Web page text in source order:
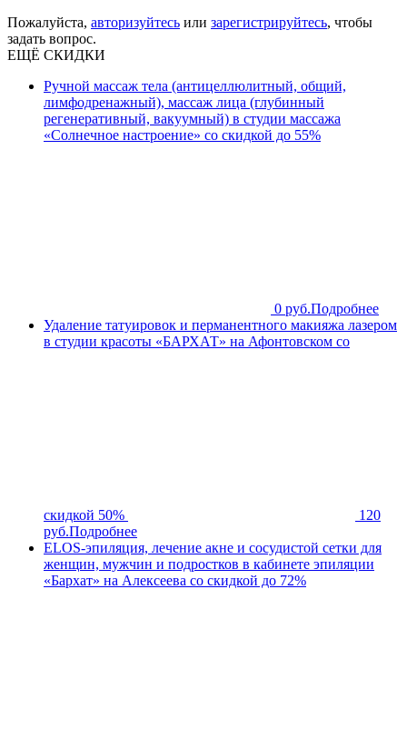
Пожалуйста, авторизуйтесь или зарегистрируйтесь, чтобы
задать вопрос.
ЕЩЁ СКИДКИ
Ручной массаж тела (антицеллюлитный, общий,
лимфодренажный), массаж лица (глубинный
регенеративный, вакуумный) в студии массажа
«Солнечное настроение» со скидкой до 55%
0 руб.Подробнее
Удаление татуировок и перманентного макияжа лазером
в студии красоты «БАРХАТ» на Афонтовском со
скидкой 50%
120
руб.Подробнее
ELOS-эпиляция, лечение акне и сосудистой сетки для
женщин, мужчин и подростков в кабинете эпиляции
«Бархат» на Алексеева со скидкой до 72%